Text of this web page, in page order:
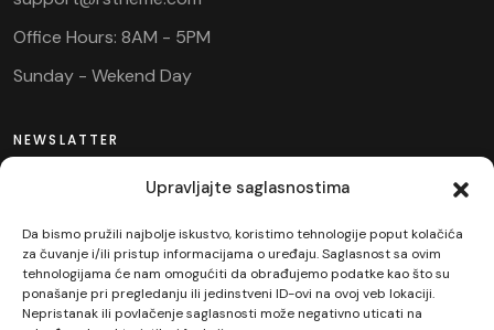
Upravljajte saglasnostima
Da bismo pružili najbolje iskustvo, koristimo tehnologije poput kolačića
za čuvanje i/ili pristup informacijama o uređaju. Saglasnost sa ovim
tehnologijama će nam omogućiti da obrađujemo podatke kao što su
ponašanje pri pregledanju ili jedinstveni ID-ovi na ovoj veb lokaciji.
Nepristanak ili povlačenje saglasnosti može negativno uticati na
Office Hours: 8AM - 5PM
Sunday - Wekend Day
NEWSLATTER
SUBSCRIBE